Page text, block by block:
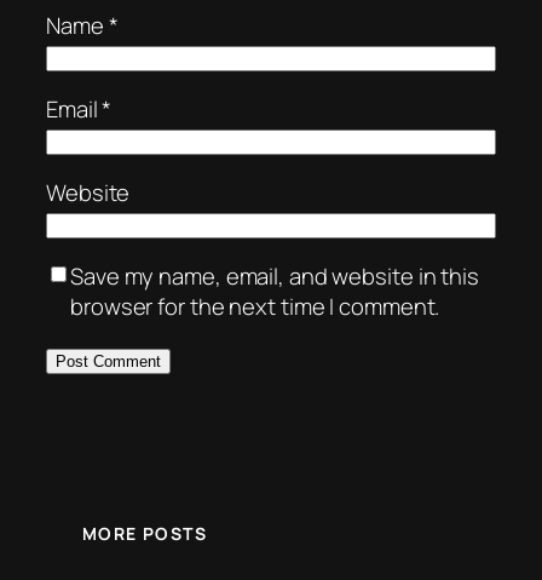
Name*
Email*
Website
Save my name, email, and website in this
browser for the next time I comment.
MORE POSTS